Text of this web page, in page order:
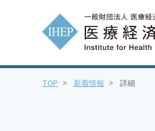
TOP > 新着情報 > 詳細